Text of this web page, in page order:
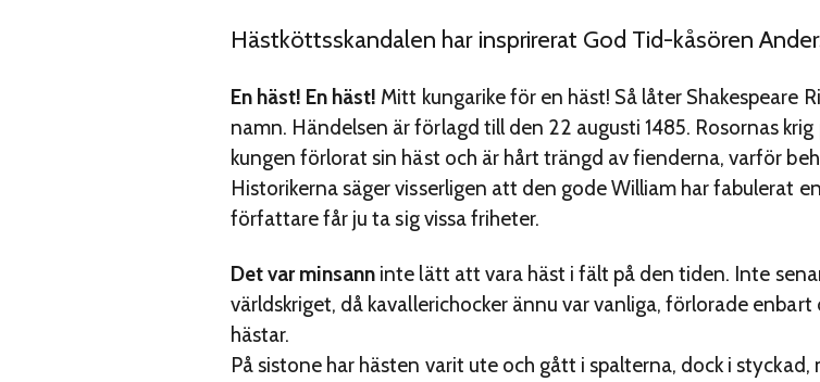
Hästköttsskandalen har insprirerat God Tid-kåsören
En häst! En häst! Mitt kungarike för en häst! Så låter Shakespeare
namn. Händelsen är förlagd till den 22 augusti 1485. Rosornas
kungen förlorat sin häst och är hårt trängd av fienderna, varför
Historikerna säger visserligen att den gode William har fabulerat
författare får ju ta sig vissa friheter.
Det var minsann inte lätt att vara häst i fält på den tiden. Inte
världskriget, då kavallerichocker ännu var vanliga, förlorade
hästar.
På sistone har hästen varit ute och gått i spalterna, dock i